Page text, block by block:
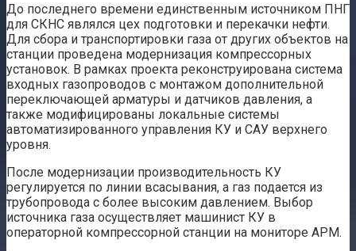
До последнего времени единственным источником ПНГ
для СКНС являлся цех подготовки и перекачки нефти.
Для сбора и транспортировки газа от других объектов на
станции проведена модернизация компрессорных
установок. В рамках проекта реконструирована система
входных газопроводов с монтажом дополнительной
переключающей арматуры и датчиков давления, а
также модифицированы локальные системы
автоматизированного управления КУ и САУ верхнего
уровня.
После модернизации производительность КУ
регулируется по линии всасывания, а газ подается из
трубопровода с более высоким давлением. Выбор
источника газа осуществляет машинист КУ в
операторной компрессорной станции на мониторе АРМ.